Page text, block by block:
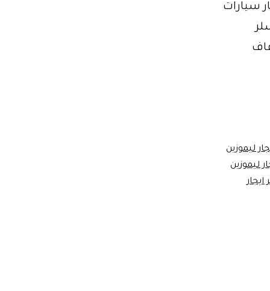
سيارات
زفاف
ليموزين
ليموزين